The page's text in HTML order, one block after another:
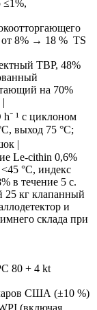
≤1%,
от 8% → 18 % TS
ТВР, 48%
на 70%
¹ с циклоном
выход 75 °C;
|
Le-cithin 0,6%
°C, индекс
в течение 5 с.
25 кг клапанный
и
склада при
80 + 4 kt
США (±10 %)
(включая